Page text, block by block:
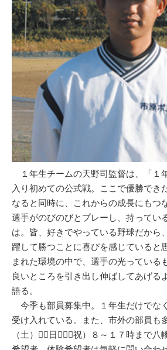
１年生チームの天野司監督は、「１
入り初めての公式戦。ここで優勝でき
なると同時に、これからの成長にもつ
選手がのびのびとプレーし、持ってい
は。皆、好きでやっている野球だから
躍して勝つことに喜びを感じていると
まれた環境の中で、選手の光っている
良いところを引き出し伸ばしてあげる
語る。
今季も部員募集中。１年生だけでな
受け入れている。また、市外の部員も
（土）（日）（祝）８～１７時まで